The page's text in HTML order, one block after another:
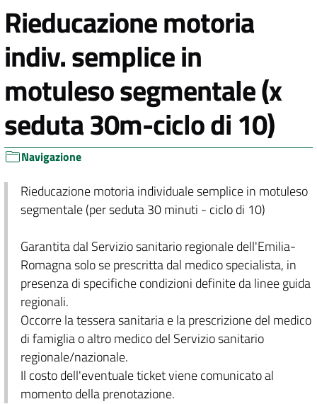
Rieducazione motoria
indiv. semplice in
motuleso segmentale (x
seduta 30m-ciclo di 10)
Navigazione
Rieducazione motoria individuale semplice in motuleso
segmentale (per seduta 30 minuti - ciclo di 10)
Garantita dal Servizio sanitario regionale dell'Emilia-
Romagna solo se prescritta dal medico specialista, in
presenza di specifiche condizioni definite da linee guida
regionali.
Occorre la tessera sanitaria e la prescrizione del medico
di famiglia o altro medico del Servizio sanitario
regionale/nazionale.
Il costo dell'eventuale ticket viene comunicato al
momento della prenotazione.